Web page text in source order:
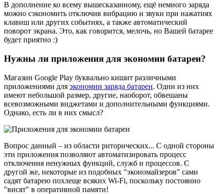
В дополнение ко всему вышесказанному, ещё немного заряда
можно сэкономить отключив вибрацию и звуки при нажатиях
клавиш или других событиях, а также автоматический
поворот экрана. Это, как говорится, мелочь, но Вашей батарее
будет приятно :)
Нужны ли приложения для экономии батареи?
Магазин Google Play буквально кишит различными
приложениями для экономии заряда батареи. Одни из них
имеют небольшой размер, другие, наоборот, обвешаны
всевозможными виджетами и дополнительными функциями.
Однако, есть ли в них смысл?
Вопрос данный – из области риторических... С одной стороны
эти приложения позволяют автоматизировать процесс
отключения ненужных функций, служб и процессов. С
другой же, некоторые из подобных "экономайзеров" сами
садят батарею похлеще всяких Wi-Fi, поскольку постоянно
"висят" в оперативной памяти!